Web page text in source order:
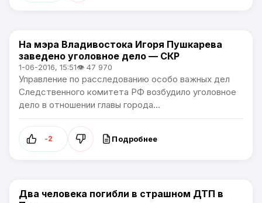
Происшествия
На мэра Владивостока Игоря Пушкарева
заведено уголовное дело — СКР
1-06-2016, 15:51👁 47 970
Управление по расследованию особо важных дел
Следственного комитета РФ возбудило уголовное
дело в отношении главы города...
-2 Подробнее
Происшествия
Два человека погибли в страшном ДТП в